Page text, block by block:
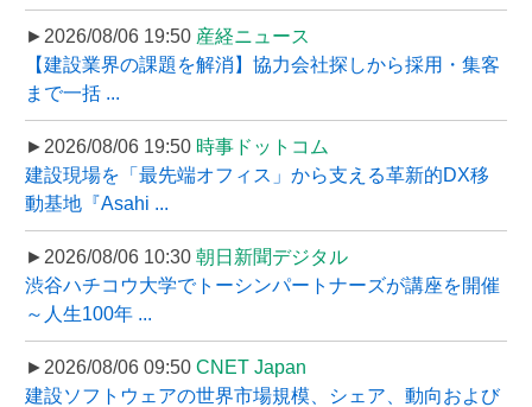
►2026/08/06 19:50 産経ニュース
【建設業界の課題を解消】協力会社探しから採用・集客
まで一括 ...
►2026/08/06 19:50 時事ドットコム
建設現場を「最先端オフィス」から支える革新的DX移
動基地『Asahi ...
►2026/08/06 10:30 朝日新聞デジタル
渋谷ハチコウ大学でトーシンパートナーズが講座を開催
～人生100年 ...
►2026/08/06 09:50 CNET Japan
建設ソフトウェアの世界市場規模、シェア、動向および